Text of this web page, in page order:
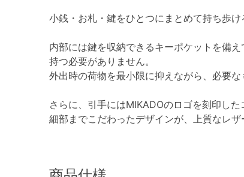
小銭・お札・鍵をひとつにまとめて持ち歩け
内部には鍵を収納できるキーポケットを備
持つ必要がありません。
外出時の荷物を最小限に抑えながら、必要な
さらに、引手にはMIKADOのロゴを刻印した
細部までこだわったデザインが、上質なレザ